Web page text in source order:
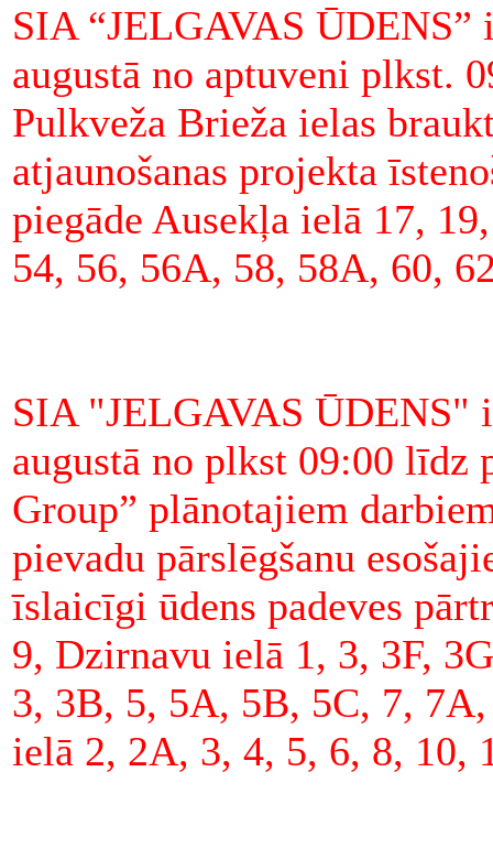
SIA “JELGAVAS ŪDENS”
augustā no aptuveni plkst.
Pulkveža Brieža ielas
atjaunošanas projekta
piegāde Ausekļa ielā 17,
54, 56, 56A, 58, 58A, 60,
SIA "JELGAVAS ŪDENS"
augustā no plkst 09:00 līdz
Group” plānotajiem
pievadu pārslēgšanu
īslaicīgi ūdens padeves
9, Dzirnavu ielā 1, 3, 3F,
3, 3B, 5, 5A, 5B, 5C, 7,
ielā 2, 2A, 3, 4, 5, 6, 8, 10,